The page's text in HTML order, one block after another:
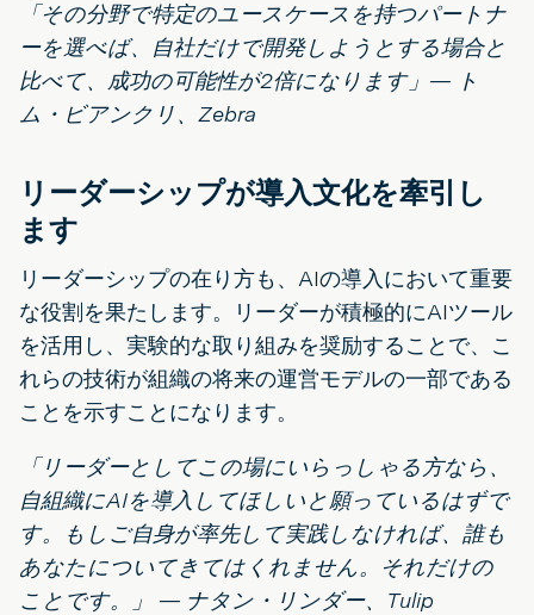
「その分野で特定のユースケースを持つパートナ
ーを選べば、自社だけで開発しようとする場合と
比べて、成功の可能性が2倍になります」— ト
ム・ビアンクリ、Zebra
リーダーシップが導入文化を牽引し
ます
リーダーシップの在り方も、AIの導入において重要
な役割を果たします。リーダーが積極的にAIツール
を活用し、実験的な取り組みを奨励することで、こ
れらの技術が組織の将来の運営モデルの一部である
ことを示すことになります。
「リーダーとしてこの場にいらっしゃる方なら、
自組織にAIを導入してほしいと願っているはずで
す。もしご自身が率先して実践しなければ、誰も
あなたについてきてはくれません。それだけの
ことです。」 — ナタン・リンダー、Tulip